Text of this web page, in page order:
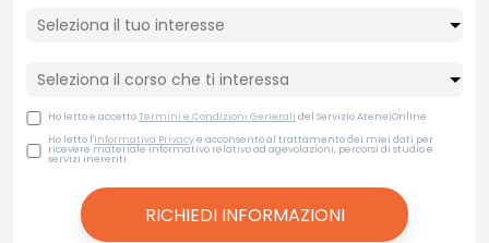
Ho letto e accettoTermini e Condizioni Generali del Servizio AteneiOnline
Ho letto l'Informativa Privacye acconsento al trattamento dei miei dati per
ricevere materiale informativo relativo ad agevolazioni, percorsi di studio e
servizi inerenti